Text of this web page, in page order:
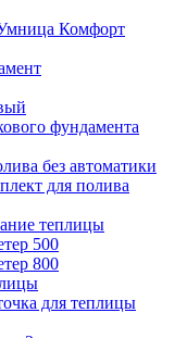
Комфорт
фундамента
без автоматики
для полива
теплицы
500
800
для теплицы